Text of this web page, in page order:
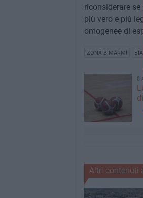
riconsiderare
più vero e più
omogenee di
ZONA BIMARMI
8
Altri contenuti